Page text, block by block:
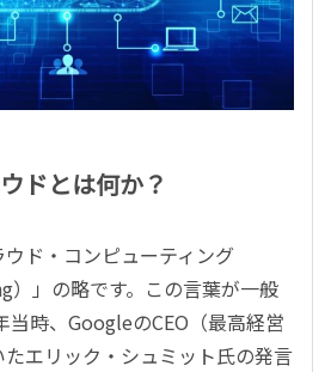
ドとは何か？
ド・コンピューティング
）」の略です。この言葉が一般
当時、GoogleのCEO（最高経営
エリック・シュミット氏の発言